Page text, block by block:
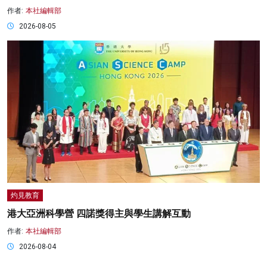
作者: 本社編輯部
2026-08-05
灼見教育
港大亞洲科學營 四諾獎得主與學生講解互動
作者: 本社編輯部
2026-08-04